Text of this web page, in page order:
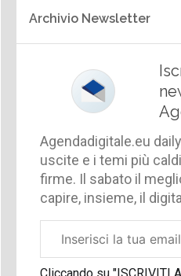
Archivio Newsletter
Agendadigitale.eu
uscite e i temi più
firme. Il sabato il
capire, insieme, il
aziendale